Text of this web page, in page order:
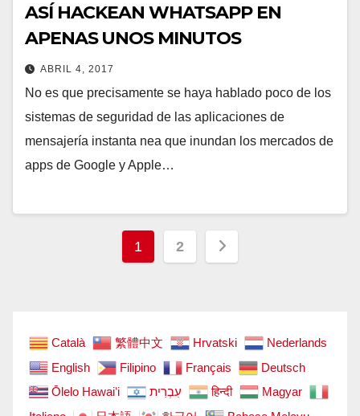
ASÍ HACKEAN WHATSAPP EN
APENAS UNOS MINUTOS
ABRIL 4, 2017
No es que precisamente se haya hablado poco de los
sistemas de seguridad de las aplicaciones de
mensajería instanta nea que inundan los mercados de
apps de Google y Apple…
Paginación
1 2
Català 繁體中文 Hrvatski
Nederlands
English
Filipino Français
Deutsch
Ōlelo Hawaiʻi
עִבְרִית हिन्दी
Magyar